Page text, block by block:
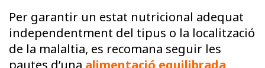
Per garantir un estat nutricional adequat
independentment del tipus o la localització
de la malaltia, es recomana seguir les
pautes d’una alimentació equilibrada